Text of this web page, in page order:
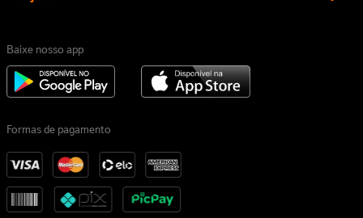
Baixe nosso app
Formas de pagamento